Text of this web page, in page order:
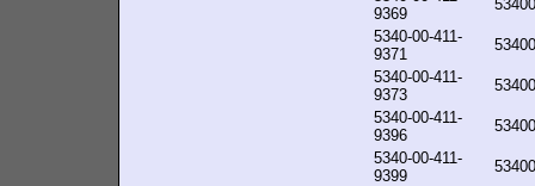
9369
5340-00-411-
9371
5340-00-411-
9373
5340-00-411-
9396
5340-00-411-
9399